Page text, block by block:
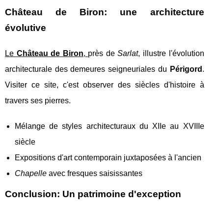
Château de Biron: une architecture
évolutive
Le Château de Biron, près deSarlat, illustre l'évolution
architecturale des demeures seigneuriales du Périgord .
Visiter ce site, c'est observer des siècles d'histoire à
travers ses pierres.
Mélange de styles architecturaux du XIIe au XVIIIe
siècle
Expositions d'art contemporain juxtaposées à l'ancien
Chapelle avec fresques saisissantes
Conclusion: Un patrimoine d'exception